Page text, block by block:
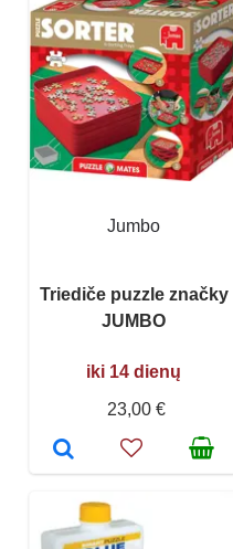
Jumbo
Triediče puzzle značky
JUMBO
iki 14 dienų
23,00 €